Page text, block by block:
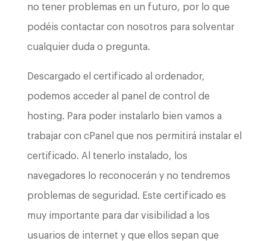
no tener problemas en un futuro, por lo que
podéis contactar con nosotros para solventar
cualquier duda o pregunta.
Descargado el certificado al ordenador,
podemos acceder al panel de control de
hosting. Para poder instalarlo bien vamos a
trabajar con cPanel que nos permitirá instalar el
certificado. Al tenerlo instalado, los
navegadores lo reconocerán y no tendremos
problemas de seguridad. Este certificado es
muy importante para dar visibilidad a los
usuarios de internet y que ellos sepan que